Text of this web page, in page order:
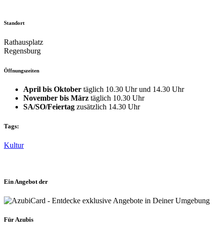
Standort
Rathausplatz
Regensburg
Öffnungszeiten
April bis Oktober täglich 10.30 Uhr und 14.30 Uhr
November bis März täglich 10.30 Uhr
SA/SO/Feiertag zusätzlich 14.30 Uhr
Tags:
Kultur
Ein Angebot der
Für Azubis